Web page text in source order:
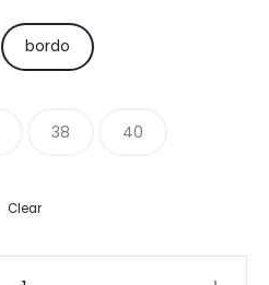
je
7,900.00RSD.
bordo
38 40
Clear